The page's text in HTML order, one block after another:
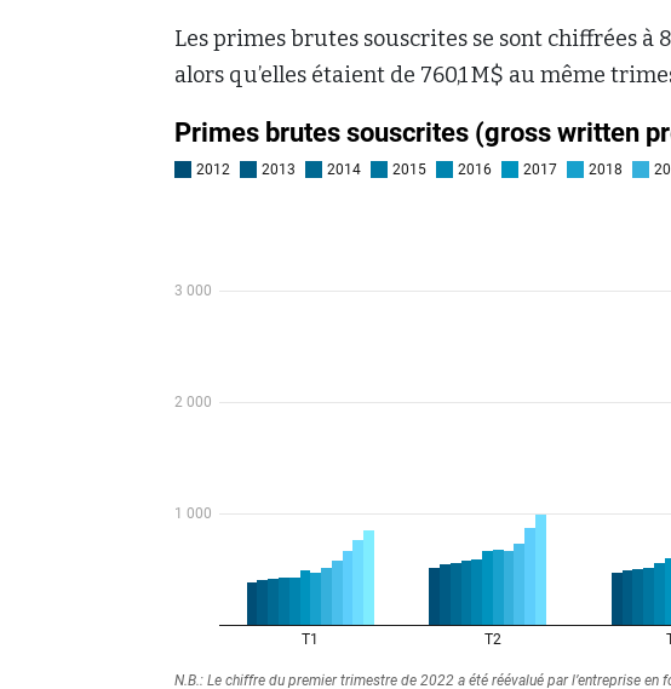
Les primes brutes souscrites se sont chiffrées à
alors qu’elles étaient de 760,1 M$ au même